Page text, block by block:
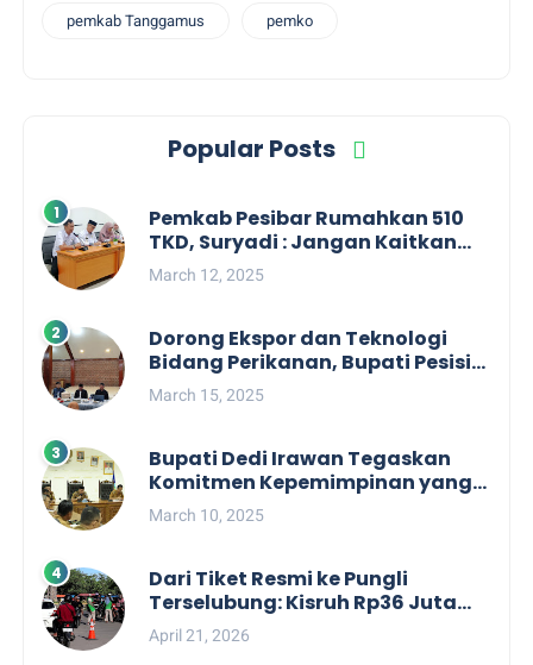
pemkab Tanggamus pemko
Popular Posts
Pemkab Pesibar Rumahkan 510
TKD, Suryadi : Jangan Kaitkan
Dengan Kepentingan Politik
March 12, 2025
Dorong Ekspor dan Teknologi
Bidang Perikanan, Bupati Pesisir
Barat Audiensi Terkait Sister City
March 15, 2025
Bupati Dedi Irawan Tegaskan
Komitmen Kepemimpinan yang
Berpihak kepada Masyarakat
dalam Rapat Koordinasi OPD
March 10, 2025
Dari Tiket Resmi ke Pungli
Terselubung: Kisruh Rp36 Juta
Pengelolaan Tiket Pantai
Labuhan Jukung
April 21, 2026